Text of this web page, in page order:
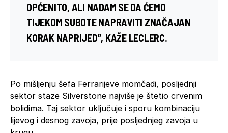
OPĆENITO, ALI NADAM SE DA ĆEMO
TIJEKOM SUBOTE NAPRAVITI ZNAČAJAN
KORAK NAPRIJED”, KAŽE LECLERC.
Po mišljenju šefa Ferrarijeve momčadi, posljednji
sektor staze Silverstone najviše je štetio crvenim
bolidima. Taj sektor uključuje i sporu kombinaciju
lijevog i desnog zavoja, prije posljednjeg zavoja u